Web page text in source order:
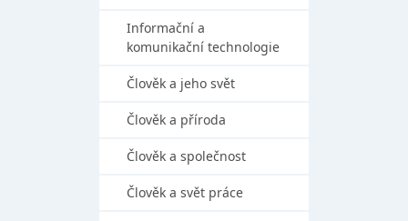
Informační a
komunikační technologie
Člověk a jeho svět
Člověk a příroda
Člověk a společnost
Člověk a svět práce